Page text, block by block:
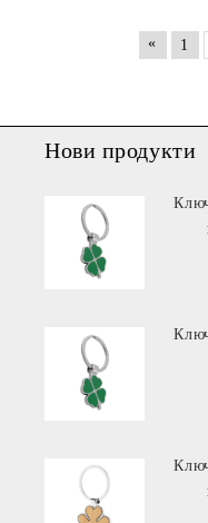
«
1
Нови продукти